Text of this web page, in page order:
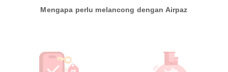
Mengapa perlu melancong dengan Airpaz